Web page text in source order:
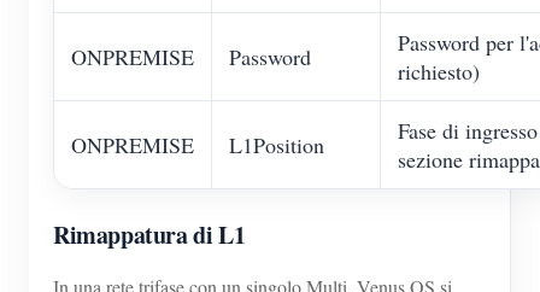
ONPREMISE Password
Password per
richiesto)
ONPREMISE L1Position
Fase di
sezione
Rimappatura di L1